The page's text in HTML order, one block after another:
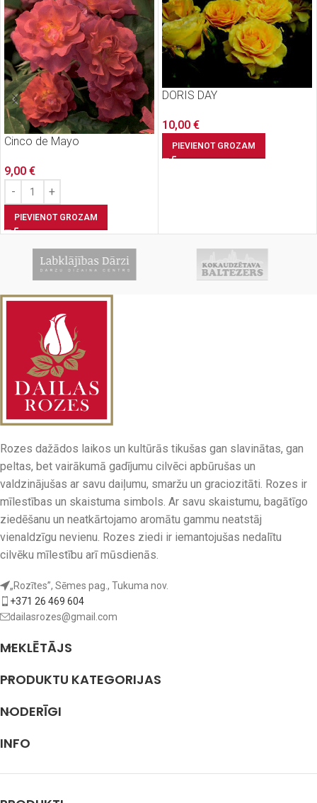
Cinco de Mayo
9,00 €
PIEVIENOT GROZAM
DORIS DAY
10,00 €
PIEVIENOT GROZAM
Rozes dažādos laikos un kultūrās tikušas gan slavinātas, gan
peltas, bet vairākumā gadījumu cilvēci apbūrušas un
valdzinājušas ar savu daiļumu, smaržu un graciozitāti. Rozes ir
mīlestības un skaistuma simbols. Ar savu skaistumu, bagātīgo
ziedēšanu un neatkārtojamo aromātu gammu neatstāj
vienaldzīgu nevienu. Rozes ziedi ir iemantojušas nedalītu
cilvēku mīlestību arī mūsdienās.
„Rozītes”, Sēmes pag., Tukuma nov.
+371 26 469 604
dailasrozes@gmail.com
MEKLĒTĀJS
PRODUKTU KATEGORIJAS
NODERĪGI
INFO